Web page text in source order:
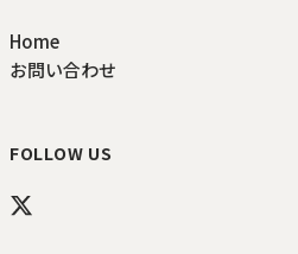
Home
お問い合わせ
FOLLOW US